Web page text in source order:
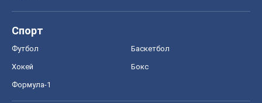
Спорт
Футбол Баскетбол
Хокей Бокс
Формула-1